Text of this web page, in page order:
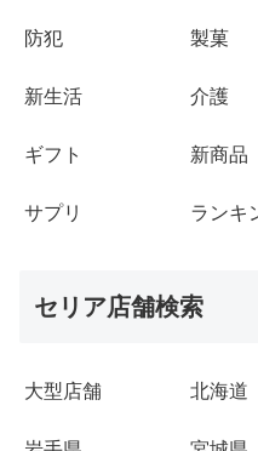
防犯 製菓
新生活 介護
ギフト 新商品
サプリ ランキ
セリア店舗検索
大型店舗 北海道